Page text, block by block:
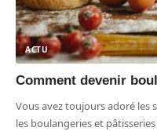
ACTU
Comment devenir
Vous avez toujours adoré les
les boulangeries et